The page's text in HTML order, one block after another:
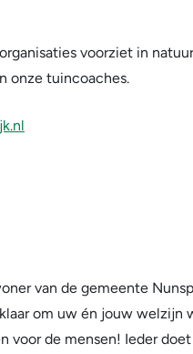
voorziet in
onze tuincoaches.
van de gemeente
om uw én jouw welzijn
voor de mensen! Ieder